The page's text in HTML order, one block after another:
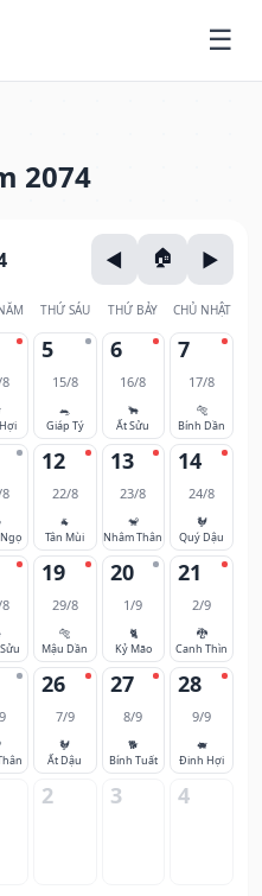
2074
THỨ SÁU THỨ BẢY CHỦ NHẬT
5
15/8
🐀
Giáp Tý
6
16/8
🐂
Ất Sửu
7
17/8
🐅
Bính Dần
12
22/8
🐐
Tân Mùi
13
23/8
🐒
Nhâm Thân
14
24/8
🐓
Quý Dậu
19
29/8
🐅
Mậu Dần
20
1/9
🐈
Kỷ Mão
21
2/9
🐉
Canh Thìn
26
7/9
🐓
Ất Dậu
27
8/9
🐕
Bính Tuất
28
9/9
🐖
Đinh Hợi
2 3 4